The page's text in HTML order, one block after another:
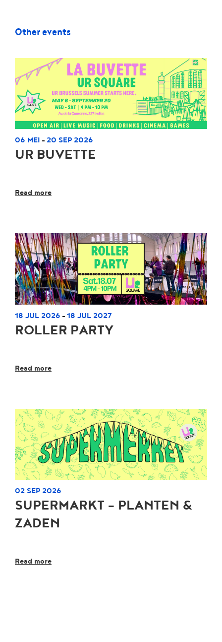
Other events
06 MEI - 20 SEP 2026
UR BUVETTE
Read more
18 JUL 2026 - 18 JUL 2027
ROLLER PARTY
Read more
02 SEP 2026
SUPERMARKT - PLANTEN &
ZADEN
Read more